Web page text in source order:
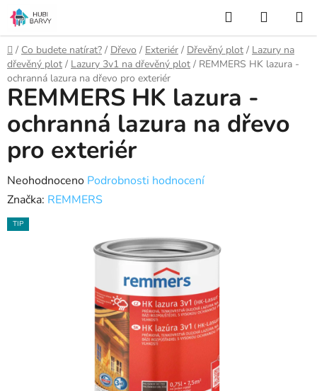
Přejít
na
obsah
Hledat
KOŠÍK
Domů
/ Co budete natírat? / Dřevo / Exteriér / Dřevěný plot / Lazury na
dřevěný plot / Lazury 3v1 na dřevěný plot / REMMERS HK lazura -
ochranná lazura na dřevo pro exteriér
REMMERS HK lazura -
ochranná lazura na dřevo
pro exteriér
Průměrné
hodnocení
produktu
Neohodnoceno Podrobnosti hodnocení
Značka: REMMERS
TIP